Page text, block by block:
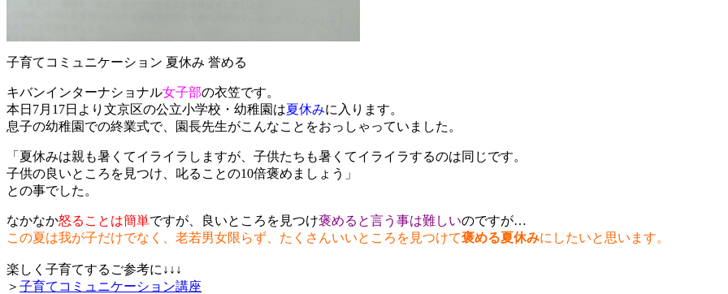
子育てコミュニケーション 夏休み 誉める
キバンインターナショナル女子部の衣笠です。
本日7月17日より文京区の公立小学校・幼稚園は夏休みに入ります。
息子の幼稚園での終業式で、園長先生がこんなことをおっしゃっていました。
「夏休みは親も暑くてイライラしますが、子供たちも暑くてイライラするのは同じです。
子供の良いところを見つけ、叱ることの10倍褒めましょう」
との事でした。
なかなか怒ることは簡単ですが、良いところを見つけ褒めると言う事は難しいのですが…
この夏は我が子だけでなく、老若男女限らず、たくさんいいところを見つけて褒める夏休みにしたいと思います。
楽しく子育てするご参考に↓↓↓
＞ 子育てコミュニケーション講座